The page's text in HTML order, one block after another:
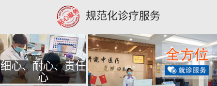
规范化诊疗服务
细心、耐心、责任
心